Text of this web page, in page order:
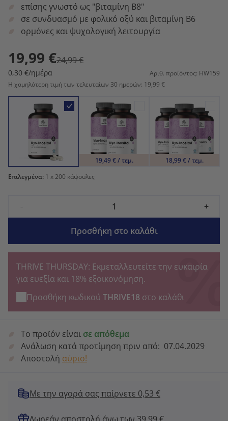
επίσης γνωστό ως "βιταμίνη Β8"
σε συνδυασμό με φολικό οξύ και βιταμίνη Β6
ορμόνες και ψυχολογική λειτουργία
19,99 €24,99 €
0,30 €/ημέρα
Αριθ. προϊόντος: HW159
Η χαμηλότερη τιμή των τελευταίων 30 ημερών: 19,99 €
19,49 € / τεμ.
18,99 € / τεμ.
Επιλεγμένα: 1 x 200 κάψουλες
+
Προσθήκη στο καλάθι
THRIVE THURSDAY: Εκμεταλλευτείτε την ευκαιρία
για ευεξία και 18% εξοικονόμηση.
Προσθήκη κωδικού THRIVE18 στο καλάθι
Το προϊόν είναι σε απόθεμα
Ανάλωση κατά προτίμηση πριν από: 07.04.2029
Αποστολή αύριο!
Με την αγορά σας παίρνετε 0,53 €